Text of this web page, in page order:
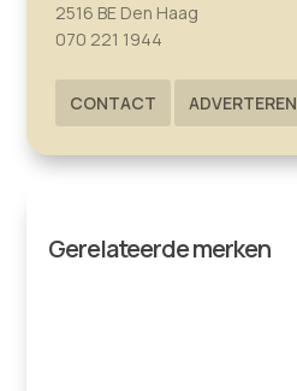
2516 BE Den Haag
070 221 1944
CONTACT ADVERTEREN
Gerelateerde merken